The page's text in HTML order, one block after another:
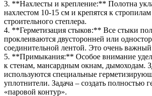
3. **Нахлесты и крепление:** Полотна
нахлестом 10-15 см и крепятся к
строительного степлера.
4. **Герметизация стыков:** Все стыки
проклеиваются двусторонней или
соединительной лентой. Это очень важный
5. **Примыкания:** Особое внимание
к стенам, мансардным окнам, дымоходам.
используются специальные
уплотнители. Задача – создать полностью
«паровой контур».